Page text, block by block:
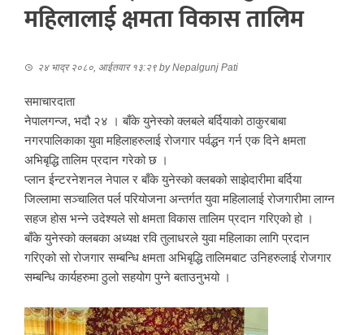
महिलालाई क्षमता विकास तालिम
२४ भाद्र २०८०, आईतवार १३:२९ byNepalgunj Pati
समाचारदाता
नेपालगन्ज, भदौ २४ । बाँके युनेस्को क्लबले बर्दियाको ठाकुरबाबा
नगरपालिकाका युवा महिलाहरुलाई रोजगार पर्वद्धन गर्न एक दिने क्षमता
अभिबृद्धि तालिम प्रदान गरेको छ ।
प्लान ईन्टरनेशनल नेपाल र बाँके युनेस्को क्लबको साझेदारीमा बर्दिया
जिल्लामा सञ्चालित पर्ल परियोजना अन्तर्गत युवा महिलालाई रोजगारीमा लाग्न
सहज होस भन्ने उदेश्यले सो क्षमता विकास तालिम प्रदान गरिएको हो ।
बाँके युनेस्को क्लबका अध्यक्ष रवि तुलाधरले युवा महिलाका लागि प्रदान
गरिएको सो रोजगार सम्बन्धि क्षमता अभिबृद्धि तालिमबाट उनिहरुलाई रोजगार
सम्बन्धि कार्यहरुमा ठुलो सहयोग पुग्ने बताउनुभयो ।